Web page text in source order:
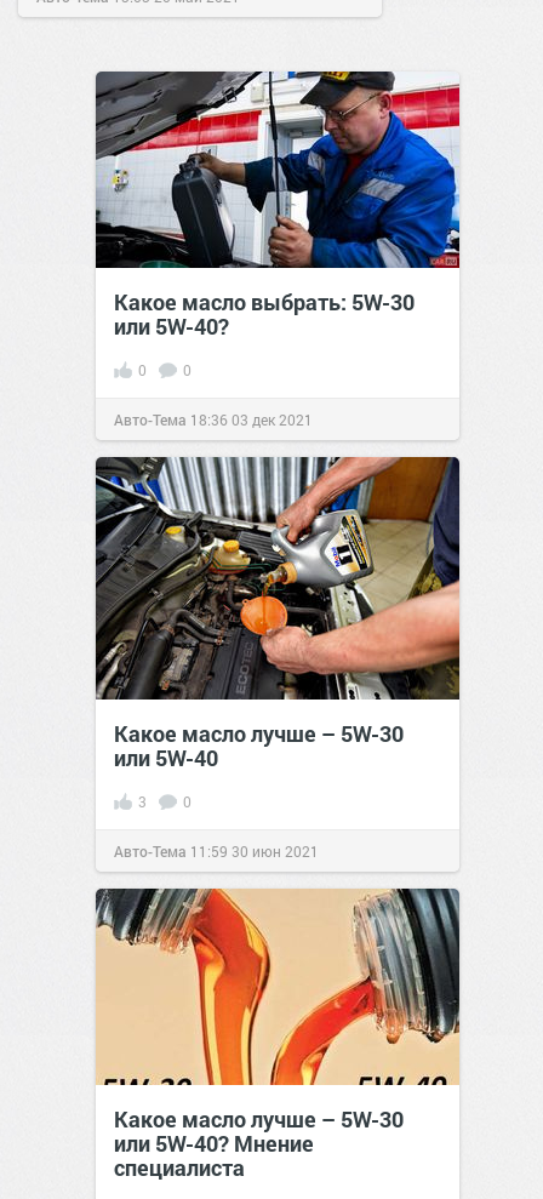
Какое масло выбрать: 5W-30
или 5W-40?
0 0
Авто-Тема 18:3603 дек 2021
Какое масло лучше – 5W-30
или 5W-40
3 0
Авто-Тема 11:59 30 июн 2021
Какое масло лучше – 5W-30
или 5W-40? Мнение
специалиста